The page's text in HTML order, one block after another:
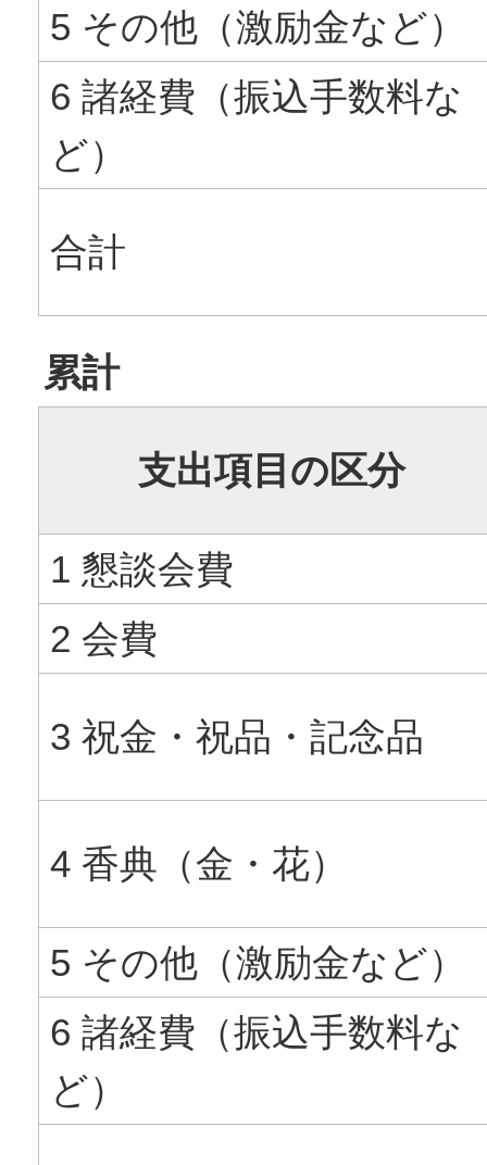
5 その他（激励金など）
6 諸経費（振込手数料な
ど）
合計
累計
支出項目の区分
1 懇談会費
2 会費
3 祝金・祝品・記念品
4 香典（金・花）
5 その他（激励金など）
6 諸経費（振込手数料な
ど）